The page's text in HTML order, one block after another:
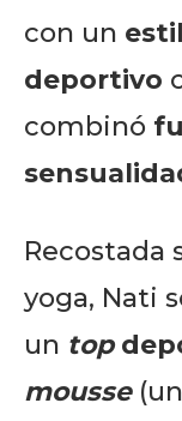
con un
deportivo
combinó
Recostada
yoga, Nati
un top
mousse